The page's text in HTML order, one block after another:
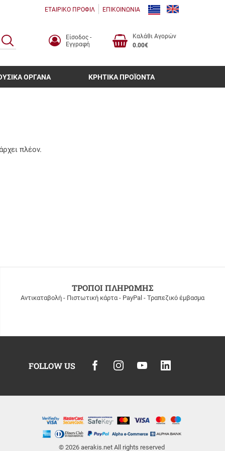
ΕΤΑΙΡΙΚΟ ΠΡΟΦΙΛ ΕΠΙΚΟΙΝΩΝΙΑ
ΑΝΑΖΗΤΗΣΗ
Είσοδος -
Εγγραφή
Καλάθι Αγορών
0.00€
ΟΡΓΑΝΑ ΚΡΗΤΙΚΑ ΠΡΟΪΟΝΤΑ
πλέον.
ΤΡΟΠΟΙ ΠΛΗΡΩΜΗΣ
Αντικαταβολή - Πιστωτική κάρτα - PayPal - Τραπεζικό έμβασμα
FOLLOW US
© 2026 aerakis.netAll rights reserved